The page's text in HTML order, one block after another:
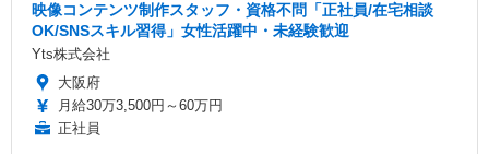
映像コンテンツ制作スタッフ・資格不問「正社員/在宅相談
OK/SNSスキル習得」女性活躍中・未経験歓迎
Yts株式会社
大阪府
月給30万3,500円～60万円
正社員